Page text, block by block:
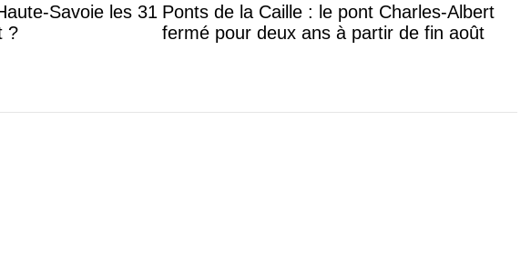
Savoie les 31
juillet, 1er août et 2 août ?
Ponts de la Caille : le pont Charles-Albert
fermé pour deux ans à partir de fin août